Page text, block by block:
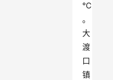
℃
。
大
渡
口
镇